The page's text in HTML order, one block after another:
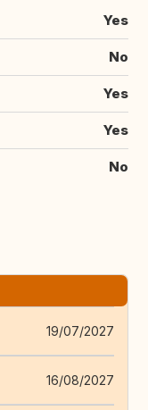
Yes
No
Yes
Yes
No
19/07/2027
16/08/2027